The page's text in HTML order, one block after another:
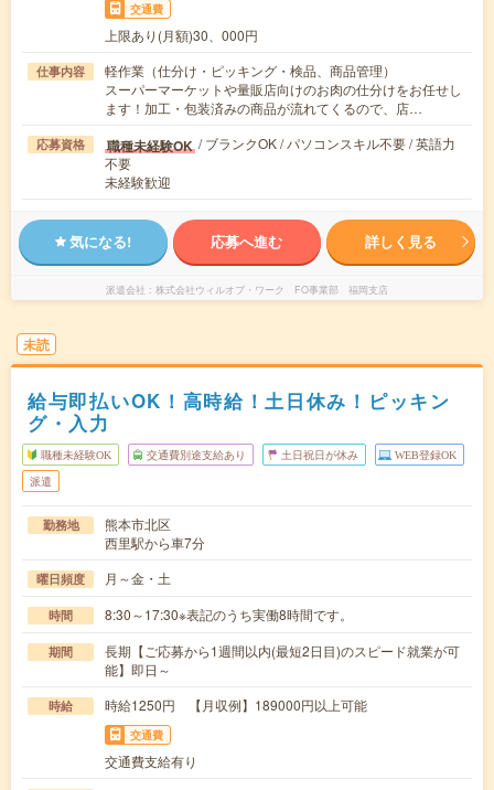
交通費
上限あり(月額)30、000円
仕事内容
軽作業（仕分け・ピッキング・検品、商品管理）
スーパーマーケットや量販店向けのお肉の仕分けをお任せし
ます！加工・包装済みの商品が流れてくるので、店…
応募資格 職種未経験OK / ブランクOK / パソコンスキル不要 / 英語力
不要
未経験歓迎
気になる! 応募へ進む 詳しく見る
派遣会社 株式会社ウィルオブ・ワーク FO事業部 福岡支店
未読
給与即払いOK！高時給！土日休み！ピッキン
グ・入力
職種未経験OK 交通費別途支給あり 土日祝日が休み WEB登録OK
派遣
勤務地
熊本市北区
西里駅から車7分
曜日頻度 月～金・土
時間 8:30～17:30※表記のうち実働8時間です。
期間
長期【ご応募から1週間以内(最短2日目)のスピード就業が可
能】即日～
時給 時給1250円 【月収例】189000円以上可能
交通費
交通費支給有り